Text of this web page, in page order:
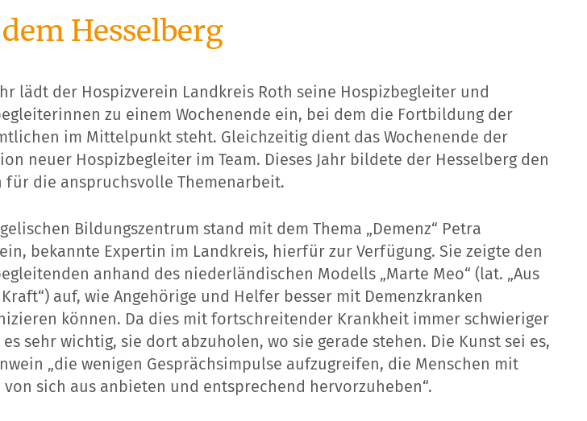
Hesselberg
lädt der Hospizverein Landkreis Roth seine Hospizbegleiter und
zu einem Wochenende ein, bei dem die Fortbildung der
im Mittelpunkt steht. Gleichzeitig dient das Wochenende der
neuer Hospizbegleiter im Team. Dieses Jahr bildete der Hesselberg den
für die anspruchsvolle Themenarbeit.
Bildungszentrum stand mit dem Thema „Demenz“ Petra
bekannte Expertin im Landkreis, hierfür zur Verfügung. Sie zeigte den
anhand des niederländischen Modells „Marte Meo“ (lat. „Aus
auf, wie Angehörige und Helfer besser mit Demenzkranken
können. Da dies mit fortschreitender Krankheit immer schwieriger
sehr wichtig, sie dort abzuholen, wo sie gerade stehen. Die Kunst sei es,
„die wenigen Gesprächsimpulse aufzugreifen, die Menschen mit
von sich aus anbieten und entsprechend hervorzuheben“.